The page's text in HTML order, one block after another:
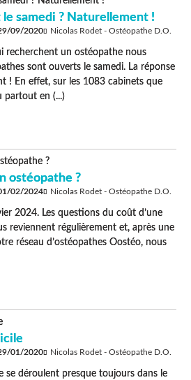
samedi ? Naturellement !
09/2020 Nicolas Rodet - Ostéopathe D.O.
recherchent un ostéopathe nous
sont ouverts le samedi. La réponse
! En effet, sur les 1083 cabinets que
partout en (...)
ostéopathe ?
02/2024 Nicolas Rodet - Ostéopathe D.O.
2024. Les questions du coût d’une
reviennent régulièrement et, après une
réseau d’ostéopathes Oostéo, nous
01/2020 Nicolas Rodet - Ostéopathe D.O.
se déroulent presque toujours dans le